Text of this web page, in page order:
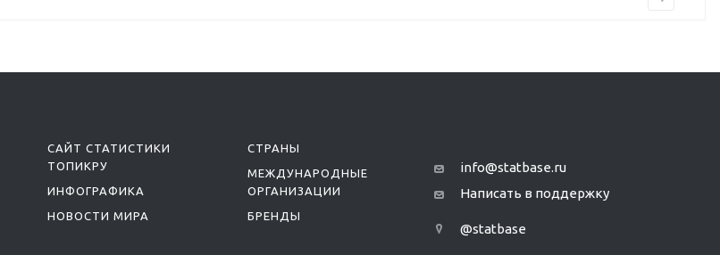
САЙТ СТАТИСТИКИ
ТОПИКРУ
ИНФОГРАФИКА
НОВОСТИ МИРА
СТРАНЫ
МЕЖДУНАРОДНЫЕ
ОРГАНИЗАЦИИ
БРЕНДЫ
info@statbase.ru
Написать в поддержку
@statbase